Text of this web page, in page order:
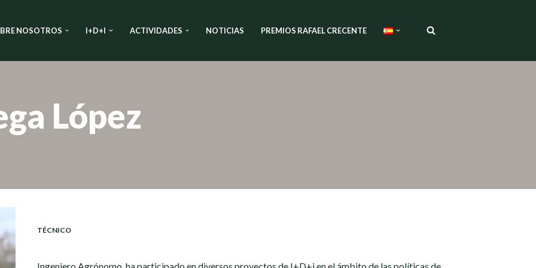
NOSOTROS I+D+I ACTIVIDADES NOTICIAS PREMIOS RAFAEL CRECENTE
López
TÉCNICO
Ingeniero Agrónomo, ha participado en diversos proyectos de I+D+i en el ámbito de las políticas de